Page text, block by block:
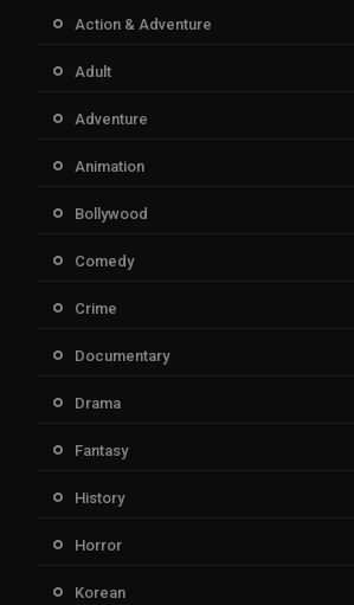
Action & Adventure
Adult
Adventure
Animation
Bollywood
Comedy
Crime
Documentary
Drama
Fantasy
History
Horror
Korean